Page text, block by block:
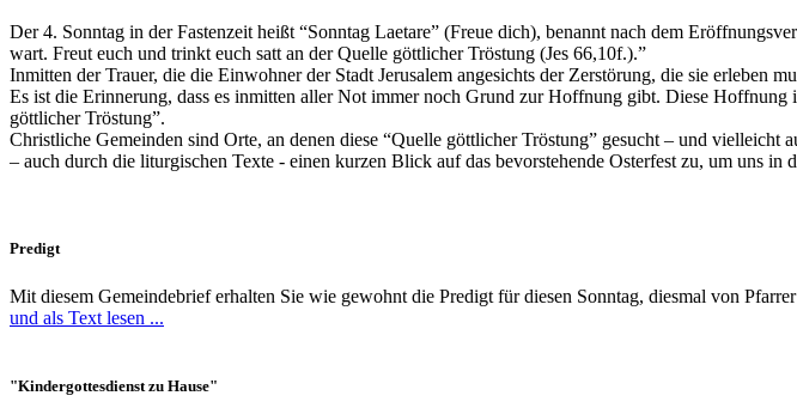
Der 4. Sonntag in der Fastenzeit heißt “Sonntag Laetare” (Freue dich), benannt nach dem
wart. Freut euch und trinkt euch satt an der Quelle göttlicher Tröstung (Jes 66,10f.).”
Inmitten der Trauer, die die Einwohner der Stadt Jerusalem angesichts der Zerstörung, die sie erleben
Es ist die Erinnerung, dass es inmitten aller Not immer noch Grund zur Hoffnung gibt. Diese
göttlicher Tröstung”.
Christliche Gemeinden sind Orte, an denen diese “Quelle göttlicher Tröstung” gesucht – und
– auch durch die liturgischen Texte - einen kurzen Blick auf das bevorstehende Osterfest zu, um uns
Predigt
Mit diesem Gemeindebrief erhalten Sie wie gewohnt die Predigt für diesen Sonntag, diesmal von
und als Text lesen ...
"Kindergottesdienst zu Hause"